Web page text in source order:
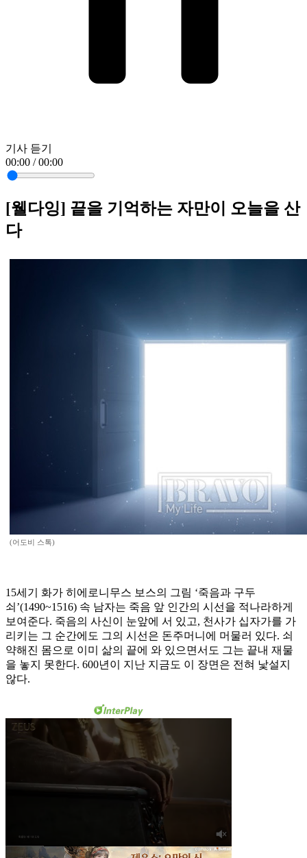
기사 듣기
00:00 / 00:00
[웰다잉] 끝을 기억하는 자만이 오늘을 산
다
(어도비 스톡)
15세기 화가 히에로니무스 보스의 그림 ‘죽음과 구두
쇠’(1490~1516) 속 남자는 죽음 앞 인간의 시선을 적나라하게
보여준다. 죽음의 사신이 눈앞에 서 있고, 천사가 십자가를 가
리키는 그 순간에도 그의 시선은 돈주머니에 머물러 있다. 쇠
약해진 몸으로 이미 삶의 끝에 와 있으면서도 그는 끝내 재물
을 놓지 못한다. 600년이 지난 지금도 이 장면은 전혀 낯설지
않다.